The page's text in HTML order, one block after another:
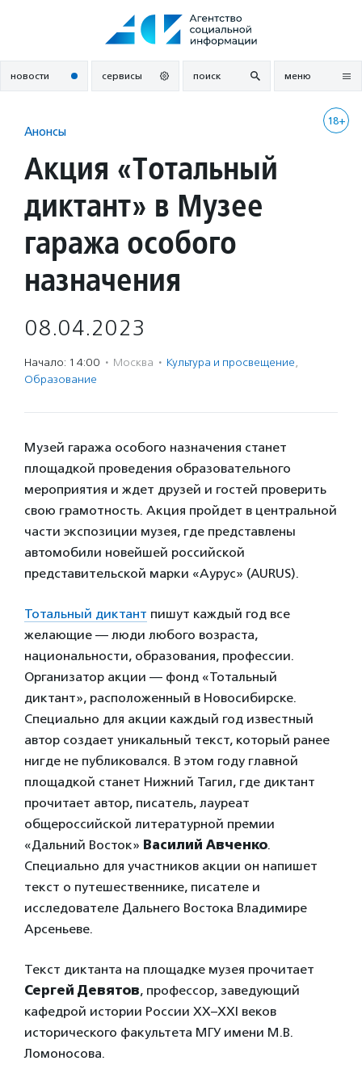
новости сервисы поиск меню
18+
Анонсы
Акция «Тотальный
диктант» в Музее
гаража особого
назначения
08.04.2023
Начало: 14:00 · Москва · Культура и просвещение,
Образование
Музей гаража особого назначения станет
площадкой проведения образовательного
мероприятия и ждет друзей и гостей проверить
свою грамотность. Акция пройдет в центральной
части экспозиции музея, где представлены
автомобили новейшей российской
представительской марки «Аурус» (AURUS).
Тотальный диктант пишут каждый год все
желающие — люди любого возраста,
национальности, образования, профессии.
Организатор акции — фонд «Тотальный
диктант», расположенный в Новосибирске.
Специально для акции каждый год известный
автор создает уникальный текст, который ранее
нигде не публиковался. В этом году главной
площадкой станет Нижний Тагил, где диктант
прочитает автор, писатель, лауреат
общероссийской литературной премии
«Дальний Восток» Василий Авченко.
Специально для участников акции он напишет
текст о путешественнике, писателе и
исследователе Дальнего Востока Владимире
Арсеньеве.
Текст диктанта на площадке музея прочитает
Сергей Девятов, профессор, заведующий
кафедрой истории России XX–XXI веков
исторического факультета МГУ имени М.В.
Ломоносова.